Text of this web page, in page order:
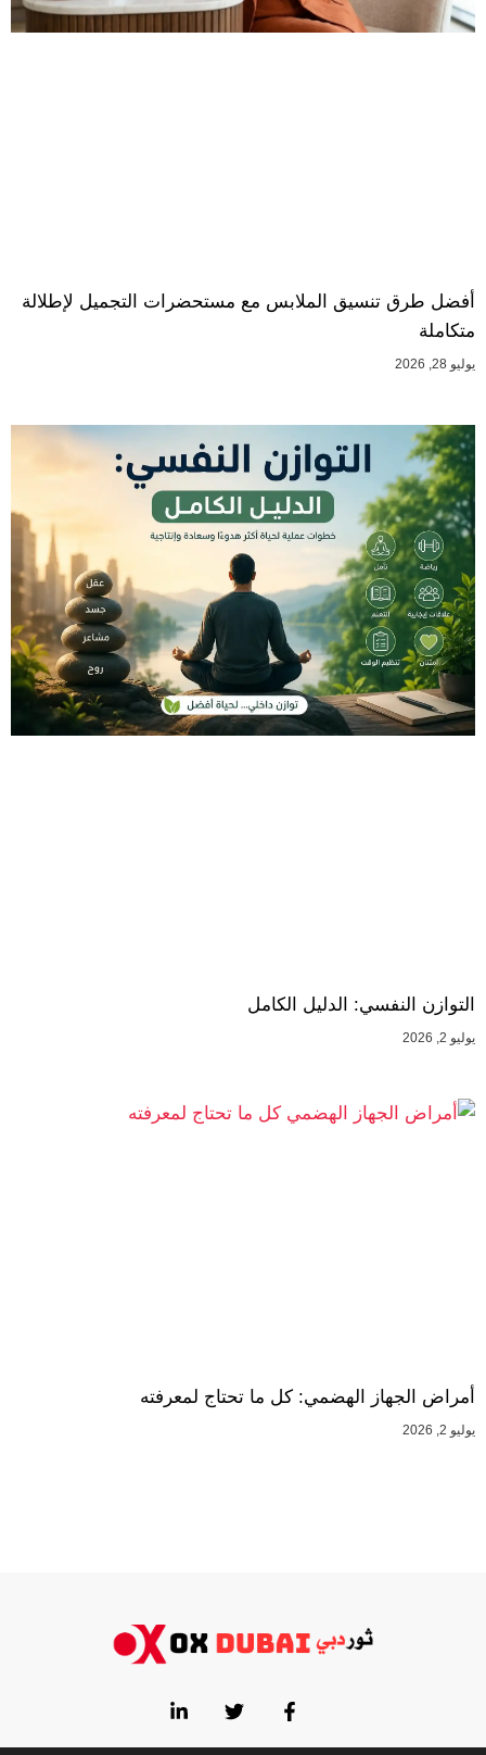
أفضل طرق تنسيق الملابس مع مستحضرات التجميل لإطلالة
متكاملة
يوليو 28, 2026
التوازن النفسي: الدليل الكامل
يوليو 2, 2026
أمراض الجهاز الهضمي: كل ما تحتاج لمعرفته
يوليو 2, 2026